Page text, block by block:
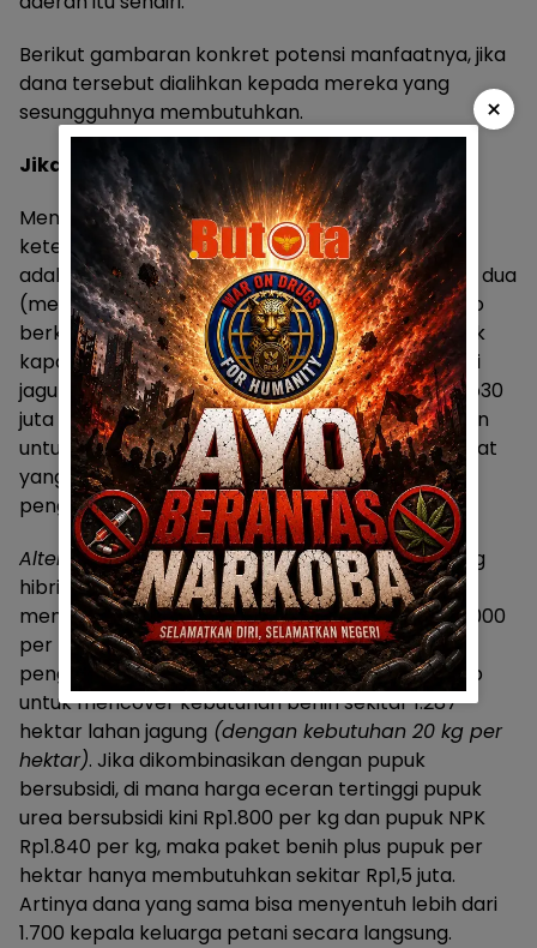
Berikut gambaran konkret potensi manfaatnya, jika
dana tersebut dialihkan kepada mereka yang
sesungguhnya membutuhkan.
Jika diberikan kepada petani:
Mengacu pada harga pasar lokal Gorontalo dan
ketentuan resmi pemerintah, perhitungannya
adalah sebagai berikut. Harga hand tractor roda dua
(merek Kubota atau Quick) di pasaran Gorontalo
berkisar Rp27 juta hingga Rp35 juta per unit untuk
kapasitas 8,5–11 HP yang umum digunakan petani
jagung dan padi. Dengan asumsi harga satuan Rp30
juta per unit, dana Rp2,575 miliar dapat digunakan
untuk pengadaan sekitar 85 unit hand tractor. Alat
yang secara langsung meningkatkan efisiensi
pengolahan lahan dan produktivitas petani.
Alternatif lain:mengacu pada harga benih jagung
hibrida di tingkat toko pertanian Gorontalo yang
mencapai sekitar Rp2 juta per 20 kg atau Rp100.000
per kg, maka dana Rp2,575 miliar setara dengan
pengadaan 25,75 ton benih jagung hibrida. Cukup
untuk mencover kebutuhan benih sekitar 1.287
hektar lahan jagung (dengan kebutuhan 20 kg per
hektar). Jika dikombinasikan dengan pupuk
bersubsidi, di mana harga eceran tertinggi pupuk
urea bersubsidi kini Rp1.800 per kg dan pupuk NPK
Rp1.840 per kg, maka paket benih plus pupuk per
hektar hanya membutuhkan sekitar Rp1,5 juta.
Artinya dana yang sama bisa menyentuh lebih dari
1.700 kepala keluarga petani secara langsung.
×